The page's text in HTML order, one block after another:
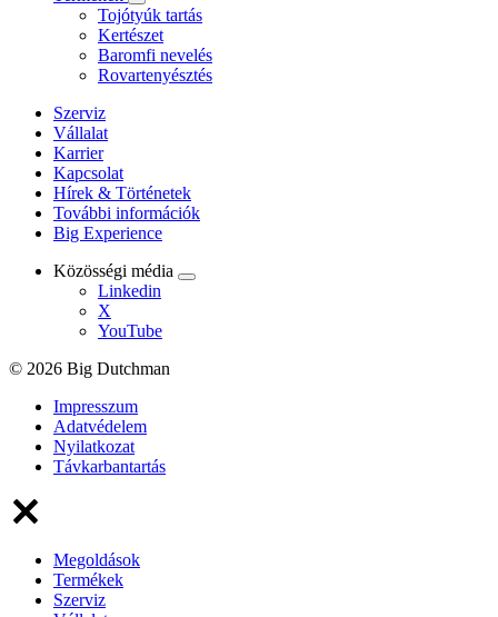
Tojótyúk tartás
Kertészet
Baromfi nevelés
Rovartenyésztés
Szerviz
Vállalat
Karrier
Kapcsolat
Hírek & Történetek
További információk
Big Experience
Közösségi média
Linkedin
X
YouTube
© 2026 Big Dutchman
Impresszum
Adatvédelem
Nyilatkozat
Távkarbantartás
Megoldások
Termékek
Szerviz